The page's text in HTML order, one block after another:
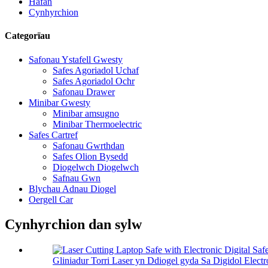
Cynhyrchion
Categorïau
Safonau Ystafell Gwesty
Safes Agoriadol Uchaf
Safes Agoriadol Ochr
Safonau Drawer
Minibar Gwesty
Minibar amsugno
Minibar Thermoelectric
Safes Cartref
Safonau Gwrthdan
Safes Olion Bysedd
Diogelwch Diogelwch
Safnau Gwn
Blychau Adnau Diogel
Oergell Car
Cynhyrchion dan sylw
Gliniadur Torri Laser yn Ddiogel gyda Sa Digidol